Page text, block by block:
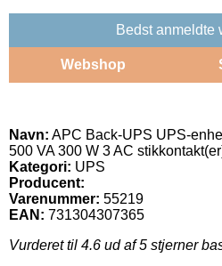
Bedst anmeldte
Webshop
Navn: APC Back-UPS UPS-
500 VA 300 W 3 AC
Kategori: UPS
Producent:
Varenummer: 55219
EAN: 731304307365
Vurderet til 4.6 ud af 5 stjerner